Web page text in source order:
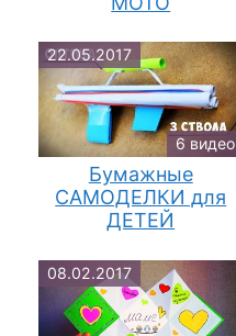
22.05.2017
6 видео
Бумажные
САМОДЕЛКИ для
ДЕТЕЙ
08.02.2017